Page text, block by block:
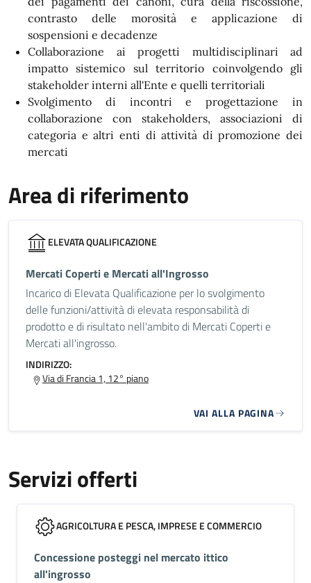
contrasto delle morosità e applicazione di
sospensioni e decadenze
Collaborazione ai progetti multidisciplinari ad
impatto sistemico sul territorio coinvolgendo gli
stakeholder interni all'Ente e quelli territoriali
Svolgimento di incontri e progettazione in
collaborazione con stakeholders, associazioni di
categoria e altri enti di attività di promozione dei
mercati
Area di riferimento
ELEVATA QUALIFICAZIONE
Mercati Coperti e Mercati all'Ingrosso
Incarico di Elevata Qualificazione per lo svolgimento
delle funzioni/attività di elevata responsabilità di
prodotto e di risultato nell'ambito di Mercati Coperti e
Mercati all'ingrosso.
INDIRIZZO:
Via di Francia 1, 12° piano
VAI ALLA PAGINA
Servizi offerti
AGRICOLTURA E PESCA, IMPRESE E COMMERCIO
Concessione posteggi nel mercato ittico
all'ingrosso